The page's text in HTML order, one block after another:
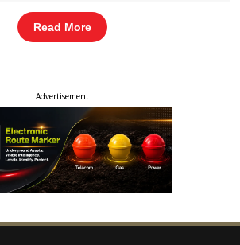
बेंगलुरु में मतदाता सूची सर्वे में बड़ी गड़बड़ी
ने वित्त वर्ष के दौरान 2,000 करोड़
की जानकारी दी थी। इस स्थिति को
को “ट्रू-अप चार्जेस” के जरिए इस
12 मासिक किस्तों में वसूला जाएगा।
Read More
Advertisement